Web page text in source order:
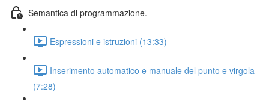
Semantica di programmazione.
Espressioni e istruzioni (13:33)
Inserimento automatico e manuale del punto e virgola
(7:28)